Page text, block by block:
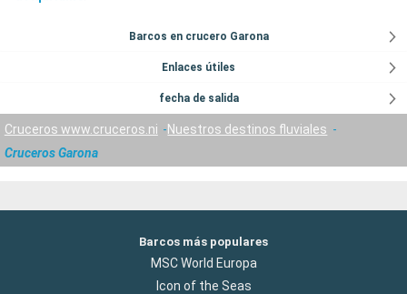
Barcos en crucero Garona
Enlaces útiles
fecha de salida
Cruceros www.cruceros.ni
Nuestros destinos fluviales
Cruceros Garona
Barcos más populares
MSC World Europa
Icon of the Seas